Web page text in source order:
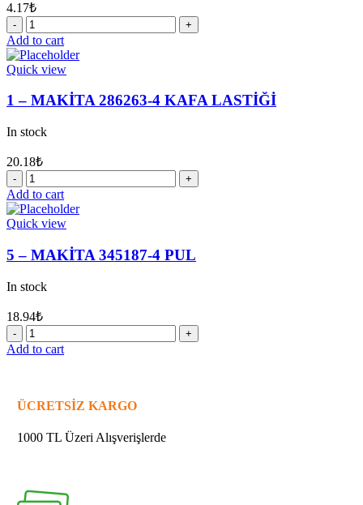
4.17₺
6
-
MAKİTA
233916-
YAY
21-
quantity
Add to cart
Quick view
1 – MAKİTA 286263-4 KAFA LASTİĞİ
In stock
20.18₺
1
-
MAKİTA
286263-
KAFA
LASTİĞİ
Add to cart
Quick view
5 – MAKİTA 345187-4 PUL
In stock
18.94₺
5
-
PUL
Add to cart
ÜCRETSİZ KARGO
1000 TL Üzeri Alışverişlerde